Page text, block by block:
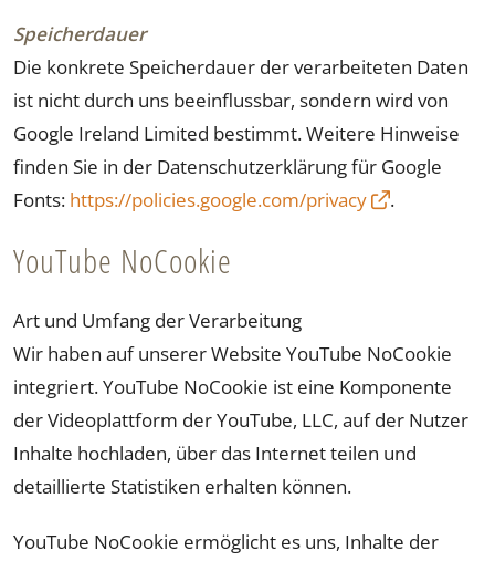
Speicherdauer
Die konkrete Speicherdauer der verarbeiteten Daten
ist nicht durch uns beeinflussbar, sondern wird von
Google Ireland Limited bestimmt. Weitere Hinweise
finden Sie in der Datenschutzerklärung für Google
Fonts: https://policies.google.com/privacy .
YouTube NoCookie
Art und Umfang der Verarbeitung
Wir haben auf unserer Website YouTube NoCookie
integriert. YouTube NoCookie ist eine Komponente
der Videoplattform der YouTube, LLC, auf der Nutzer
Inhalte hochladen, über das Internet teilen und
detaillierte Statistiken erhalten können.
YouTube NoCookie ermöglicht es uns, Inhalte der